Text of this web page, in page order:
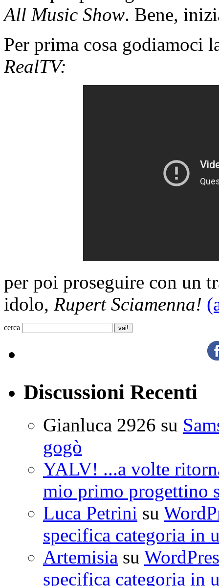
All Music Show. Bene,
Per prima cosa godiamoci
RealTV:
per poi proseguire con un
idolo, Rupert Sciamenna!
cerca
Discussioni Recenti
Gianluca 2926 su
gogò
YALV! ...a volte
mio primo progettino
Luca Petrini su
specifica categoria in
Artemisia su
specifica categoria in